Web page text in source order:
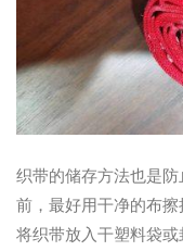
织带的储存方法也是
前，最好用干净的布
将织带放入干塑料袋